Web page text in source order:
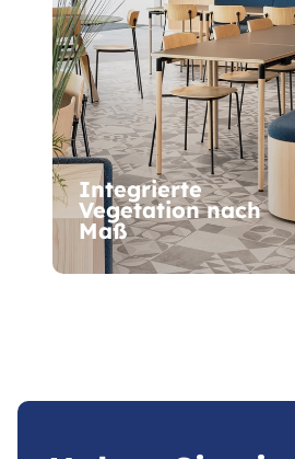
Integrierte
Vegetation nach
Maß